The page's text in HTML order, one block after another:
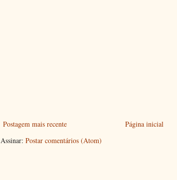
Postagem mais recente
Página inicial
Assinar: Postar comentários (Atom)